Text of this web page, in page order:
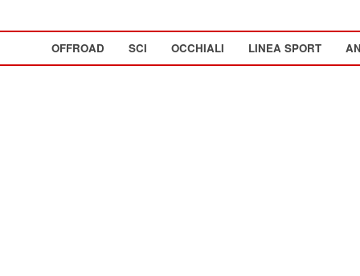
OFFROAD SCI OCCHIALI LINEA SPORT